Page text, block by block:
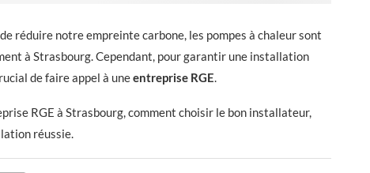
réduire notre empreinte carbone, les pompes à chaleur sont
à Strasbourg. Cependant, pour garantir une installation
de faire appel à uneentreprise RGE.
RGE à Strasbourg, comment choisir le bon installateur,
réussie.